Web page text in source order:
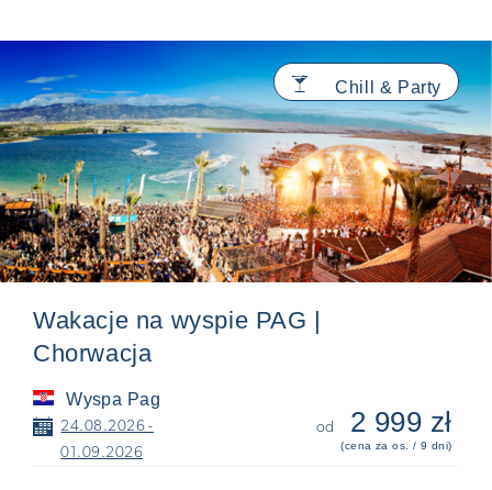
Chill & Party
🍸
Wakacje na wyspie PAG |
Chorwacja
Wyspa Pag
📅 24.08.2026 -
01.09.2026
od 2 999 zł
(cena za os. / 9 dni)